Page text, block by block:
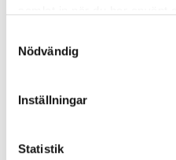
Nödvändig
Inställningar
Statistik
Vår kvalitet på